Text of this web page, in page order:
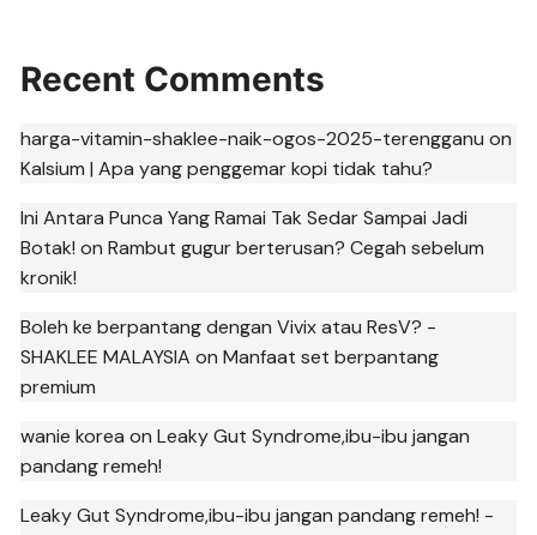
Recent Comments
harga-vitamin-shaklee-naik-ogos-2025-terengganu on
Kalsium | Apa yang penggemar kopi tidak tahu?
Ini Antara Punca Yang Ramai Tak Sedar Sampai Jadi
Botak! onRambut gugur berterusan? Cegah sebelum
kronik!
Boleh ke berpantang dengan Vivix atau ResV? -
SHAKLEE MALAYSIA onManfaat set berpantang
premium
wanie korea onLeaky Gut Syndrome,ibu-ibu jangan
pandang remeh!
Leaky Gut Syndrome,ibu-ibu jangan pandang remeh! -